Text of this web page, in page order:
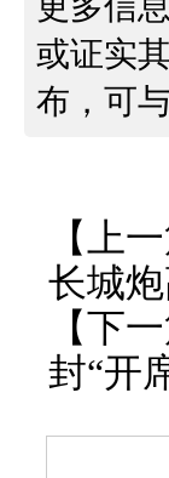
或证实
布，可
【上
长城
【下
封“开